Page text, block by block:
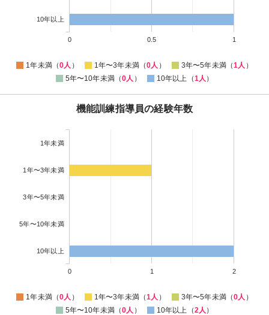
10年以上
0 0.5 1
1年未満（0人 ） 1年〜3年未満（0人 ） 3年〜5年未満（1人 ）
5年〜10年未満（0人 ） 10年以上（1人 ）
機能訓練指導員の経験年数
1年未満
1年〜3年未満
3年〜5年未満
5年〜10年未満
10年以上
0 1 2
1年未満（0人 ） 1年〜3年未満（1人 ） 3年〜5年未満（0人 ）
5年〜10年未満（0人 ） 10年以上（2人 ）